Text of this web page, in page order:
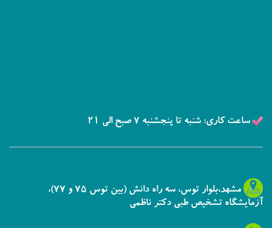
ساعت کاری: شنبه تا پنجشنبه 7 صبح الی 21
مشهد،بلوار توس، سه راه دانش (بین توس 75 و 77)،
آزمایشگاه تشخیص طبی دکتر ناظمی